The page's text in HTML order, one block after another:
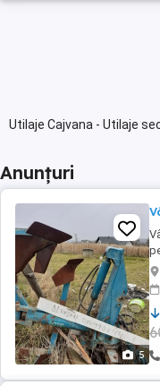
Utilaje Cajvana - Utilaje
Anunțuri
5